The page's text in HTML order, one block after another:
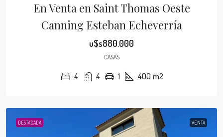
En Venta en Saint Thomas Oeste
Canning Esteban Echeverría
u$s880.000
CASAS
4 4 1 400 m2
DESTACADA VENTA